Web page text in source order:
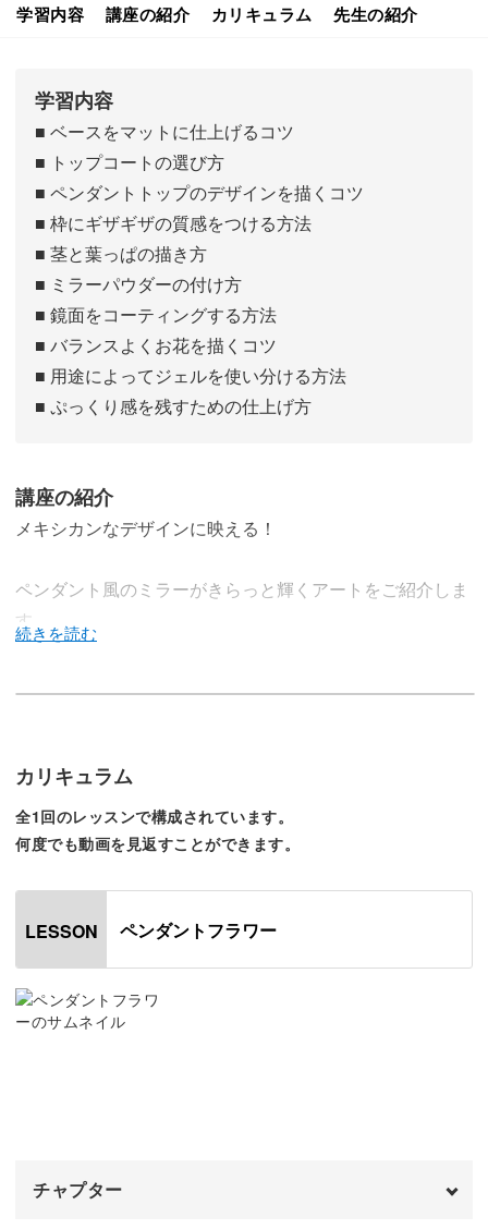
学習内容 講座の紹介 カリキュラム 先生の紹介
学習内容
■ ベースをマットに仕上げるコツ
■ トップコートの選び方
■ ペンダントトップのデザインを描くコツ
■ 枠にギザギザの質感をつける方法
■ 茎と葉っぱの描き方
■ ミラーパウダーの付け方
■ 鏡面をコーティングする方法
■ バランスよくお花を描くコツ
■ 用途によってジェルを使い分ける方法
■ ぷっくり感を残すための仕上げ方
講座の紹介
メキシカンなデザインに映える！
ペンダント風のミラーがきらっと輝くアートをご紹介しま
す。
いきましょう。
ミラーパウダーが付きやすい滑らかな輝きになるジェルを
カリキュラム
全1回のレッスンで構成されています。
何度でも動画を見返すことができます。
LESSON ペンダントフラワー
チャプター